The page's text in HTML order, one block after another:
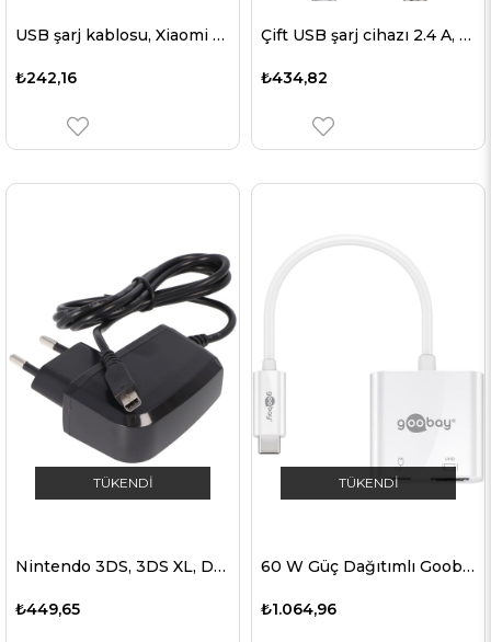
USB şarj kablosu, Xiaomi Mi Band 4 için uygun şarj adaptörü
₺242,16
Çift USB şarj cihazı 2.4 A, 2x USB çıkışı, beyaz
₺434,82
TÜKENDI
Nintendo 3DS, 3DS XL, DSi, DSi XL için AccuCell şarj cihazı
₺449,65
TÜKENDI
60 W Güç Dağıtımlı Goobay USB-C™ - HDMI™ adaptörü - bir USB-C™ cihazına bir HDMI™ bağlantı noktası ekler.
₺1.064,96